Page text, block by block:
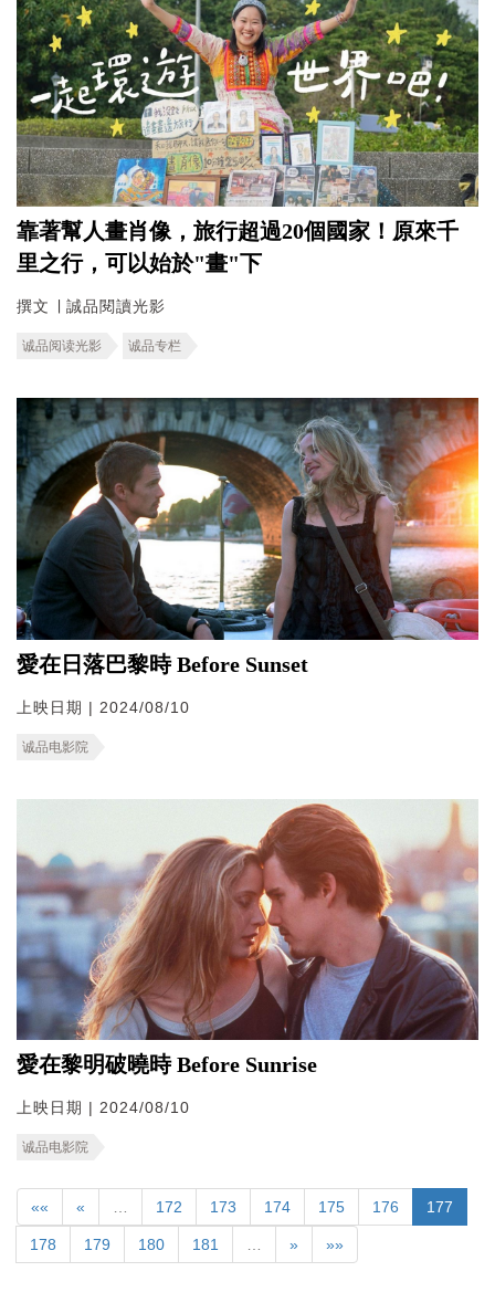
靠著幫人畫肖像，旅行超過20個國家！原來千
里之行，可以始於"畫"下
撰文 ∣ 誠品閱讀光影
诚品阅读光影 诚品专栏
愛在日落巴黎時 Before Sunset
上映日期 | 2024/08/10
诚品电影院
愛在黎明破曉時 Before Sunrise
上映日期 | 2024/08/10
诚品电影院
«« « … 172 173 174 175 176 177
178 179 180 181 … » »»